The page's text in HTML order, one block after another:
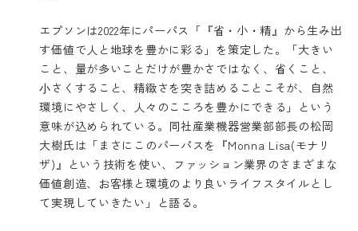
エプソンは2022年にパーパス「『省・小・精』から生み出
す価値で人と地球を豊かに彩る」を策定した。「大きい
こと、量が多いことだけが豊かさではなく、省くこと、
⼩さくすること、精緻さを突き詰めることこそが、自然
環境にやさしく、人々のこころを豊かにできる」という
意味が込められている。同社産業機器営業部部長の松岡
大樹氏は「まさにこのパーパスを『Monna Lisa(モナリ
ザ)』という技術を使い、ファッション業界のさまざまな
価値創造、お客様と環境のより良いライフスタイルとし
て実現していきたい」と語る。